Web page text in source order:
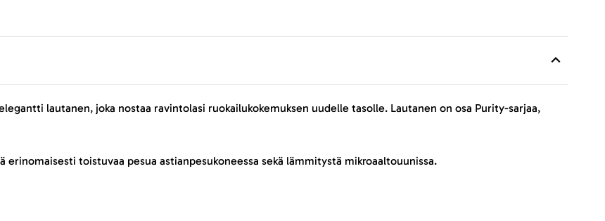
lautanen, joka nostaa ravintolasi ruokailukokemuksen uudelle tasolle. Lautanen on osa Purity-sarjaa,
toistuvaa pesua astianpesukoneessa sekä lämmitystä mikroaaltouunissa.